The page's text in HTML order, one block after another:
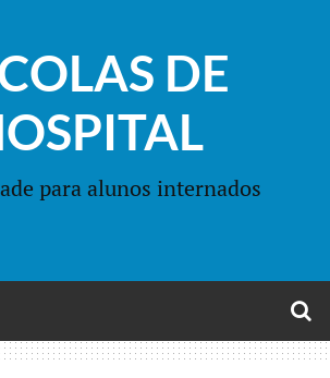
DE
para alunos internados